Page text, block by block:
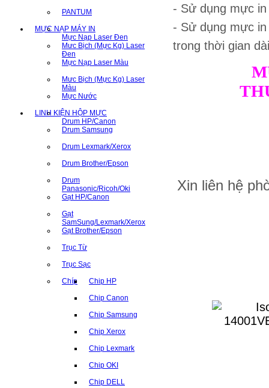
PANTUM
MỰC NẠP MÁY IN
Mực Nạp Laser Đen
Mưc Bịch (Mực Kg) Laser
Đen
Mực Nạp Laser Màu
Mưc Bịch (Mực Kg) Laser
Màu
Mực Nước
LINH KIỆN HỘP MỰC
Drum HP/Canon
Drum Samsung
Drum Lexmark/Xerox
Drum Brother/Epson
Drum
Panasonic/Ricoh/Oki
Gạt HP/Canon
Gạt
SamSung/Lexmark/Xerox
Gạt Brother/Epson
Trục Từ
Trục Sạc
Chíp Chip HP
Chip Canon
Chip Samsung
Chip Xerox
Chip Lexmark
Chip OKI
Chip DELL
- Sử dụng mực
- Sử dụng mực
trong thời gian
Xin liên hệ